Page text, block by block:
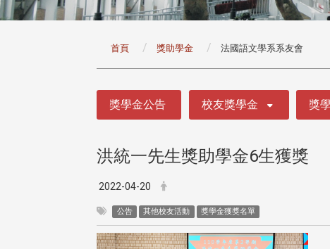
首頁 獎助學金 法國語文學系系友會
獎學金公告 校友獎學金 獎
洪統一先生獎助學金6生獲獎
2022-04-20
公告 其他校友活動 獎學金獲獎名單